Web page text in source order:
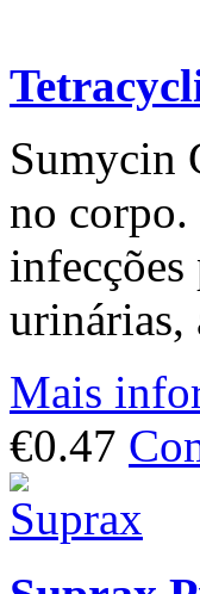
Sumycin
no corpo.
infecções
urinárias,
Mais
€0.47